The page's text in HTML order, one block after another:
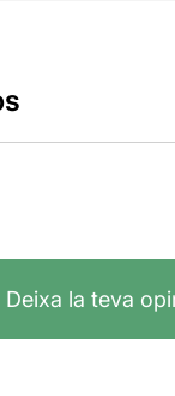
Deixa la teva